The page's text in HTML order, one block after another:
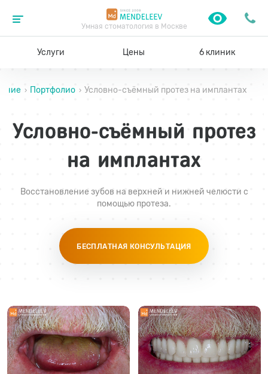
Умная стоматология в Москве
Услуги Цены 6 клиник
› Портфолио › Условно-съёмный протез на имплантах
Условно-съёмный протез
на имплантах
Восстановление зубов на верхней и нижней челюсти с
помощью протеза.
БЕСПЛАТНАЯ КОНСУЛЬТАЦИЯ